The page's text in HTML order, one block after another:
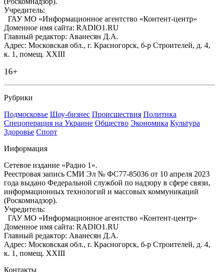
Учредитель:
ГАУ МО «Информационное агентство «Контент-центр»
Доменное имя сайта: RADIO1.RU
Главный редактор: Аванесян Д.А.
Адрес: Московская обл., г. Красногорск, б-р Строителей, д. 4,
к. 1, помещ. XXIII
16+
Рубрики
Подмосковье Шоу-бизнес Происшествия Политика
Спецоперация на Украине Общество Экономика Культура
Здоровье Спорт
Информация
Сетевое издание «Радио 1».
Реестровая запись СМИ Эл № ФС77-85036 от 10 апреля 2023
года выдано Федеральной службой по надзору в сфере связи,
информационных технологий и массовых коммуникаций
(Роскомнадзор).
Учредитель:
ГАУ МО «Информационное агентство «Контент-центр»
Доменное имя сайта: RADIO1.RU
Главный редактор: Аванесян Д.А.
Адрес: Московская обл., г. Красногорск, б-р Строителей, д. 4,
к. 1, помещ. XXIII
Контакты